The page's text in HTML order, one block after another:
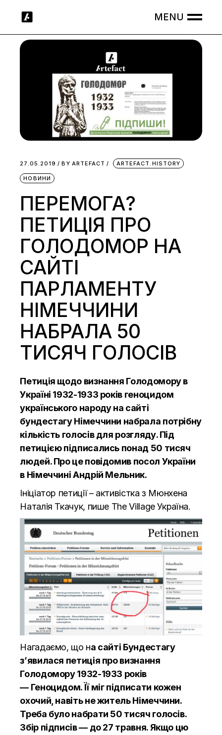
27.05.2019 BY ARTEFACT ARTEFACT.HISTORY
НОВИНИ
ПЕРЕМОГА?
ПЕТИЦІЯ ПРО
ГОЛОДОМОР НА
САЙТІ
ПАРЛАМЕНТУ
НІМЕЧЧИНИ
НАБРАЛА 50
ТИСЯЧ ГОЛОСІВ
Петиція щодо визнання Голодомору в
Україні 1932-1933 років геноцидом
українського народу на сайті
бундестагу Німеччини набрала потрібну
кількість голосів для розгляду. Під
петицією підписались понад 50 тисяч
людей. Про цеповідомив посол України
в Німеччині Андрій Мельник.
Ініціатор петиції – активістка з Мюнхена
Наталія Ткачук, пише The Village Україна.
Нагадаємо, що на сайті Бундестагу
з’явилася петиція про визнання
Голодомору 1932-1933 років
— Геноцидом. Її міг підписати кожен
охочий, навіть не житель Німеччини.
Треба було набрати 50 тисяч голосів.
Збір підписів — до 27 травня. Якщо цю